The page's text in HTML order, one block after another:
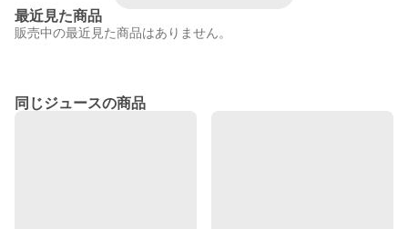
最近見た商品
販売中の最近見た商品はありません。
同じジュースの商品